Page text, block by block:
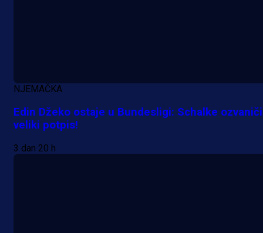
1 dan 19 h
NJEMAČKA
Edin Džeko ostaje u Bundesligi: Schalke
veliki potpis!
3 dan 20 h